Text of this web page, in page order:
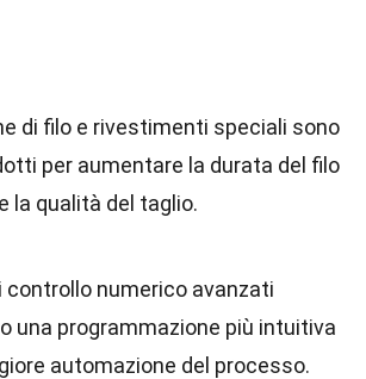
di filo e rivestimenti speciali sono
per aumentare la durata del filo
la qualità del taglio.
controllo numerico avanzati
una programmazione più intuitiva
automazione del processo.